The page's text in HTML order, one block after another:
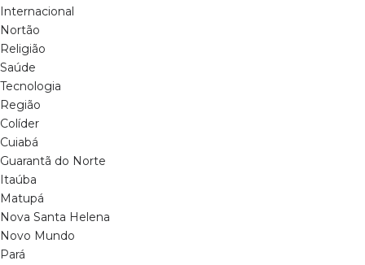
Internacional
Nortão
Religião
Saúde
Tecnologia
Região
Colíder
Cuiabá
Guarantã do Norte
Itaúba
Matupá
Nova Santa Helena
Novo Mundo
Pará